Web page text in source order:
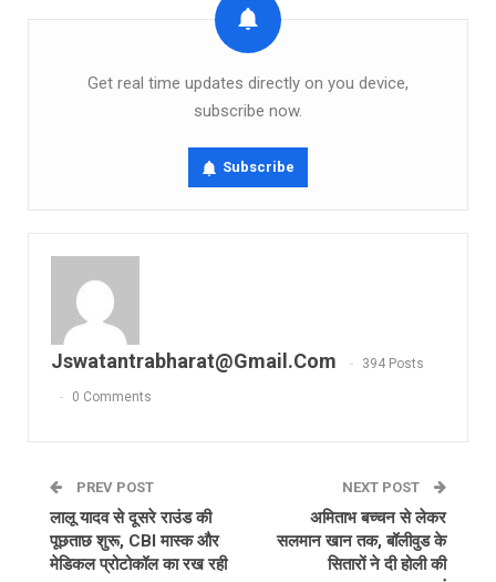
Get real time updates directly on you device,
subscribe now.
Subscribe
Jswatantrabharat@gmail.com 394 Posts
0 Comments
PREV POST
लालू यादव से दूसरे राउंड की
पूछताछ शुरू, CBI मास्‍क और
मेडिकल प्रोटोकॉल का रख रही
NEXT POST
अमिताभ बच्चन से लेकर
सलमान खान तक, बॉलीवुड के
सितारों ने दी होली की